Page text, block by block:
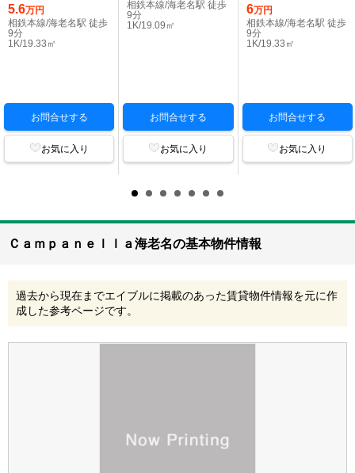
5.6万円
相鉄本線/海老名駅 徒歩
9分
1K/19.33㎡
お問合せする
お気に入り
相鉄本線/海老名駅 徒歩
9分
1K/19.09㎡
お問合せする
お気に入り
6万円
相鉄本線/海老名駅 徒歩
9分
1K/19.33㎡
お問合せする
お気に入り
Ｃａｍｐａｎｅｌｌａ海老名の基本物件情報
過去から現在までエイブルに掲載のあった賃貸物件情報を元に作
成した参考ページです。